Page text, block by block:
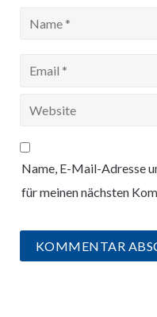
Name, E-Mail-Adresse
für meinen nächsten